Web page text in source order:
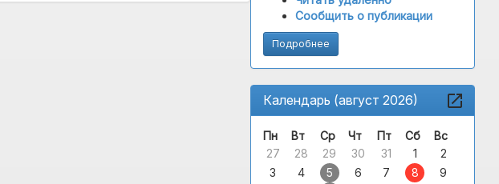
Сообщить о публикации
Подробнее
Календарь (август 2026)
Пн Вт Ср Чт Пт Сб
Вс
27
28 29 30 31 1
2
3
4 5 6 7 8
9